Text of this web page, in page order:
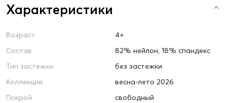
Характеристики
Возраст
4+
Состав
82% нейлон, 18% спандекс
Тип застежки
без застежки
Коллекция
весна-лето 2026
Покрой
свободный